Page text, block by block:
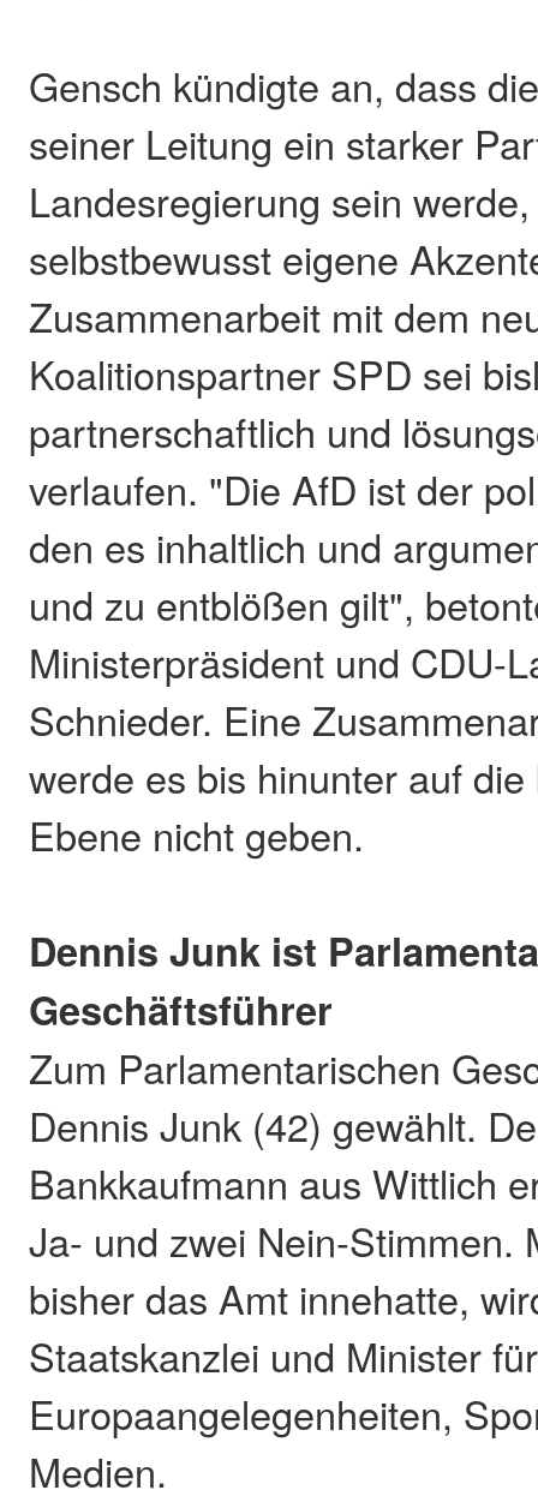
Gensch kündigte an, dass
seiner Leitung ein starker
Landesregierung sein
selbstbewusst eigene
Zusammenarbeit mit dem
Koalitionspartner SPD sei
partnerschaftlich und
verlaufen. "Die AfD ist der
den es inhaltlich und
und zu entblößen gilt",
Ministerpräsident und CDU-
Schnieder. Eine
werde es bis hinunter auf
Ebene nicht geben.
Dennis Junk ist
Geschäftsführer
Zum Parlamentarischen
Dennis Junk (42) gewählt.
Bankkaufmann aus Wittlich
Ja- und zwei Nein-Stimmen.
bisher das Amt innehatte,
Staatskanzlei und Minister
Europaangelegenheiten,
Medien.